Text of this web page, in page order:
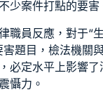
少案件打點的要害
職員反應，對于“
害題目，檢法機關
必定水平上影響
懾力。